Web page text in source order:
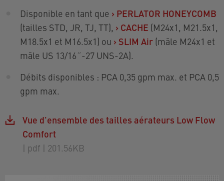
Disponible en tant que › PERLATOR HONEYCOMB
(tailles STD, JR, TJ, TT), › CACHE (M24x1, M21.5x1,
M18.5x1 et M16.5x1) ou › SLIM Air (mâle M24x1 et
mâle US 13/16˝-27 UNS-2A).
Débits disponibles : PCA 0,35 gpm max. et PCA 0,5
gpm max.
Vue d'ensemble des tailles aérateurs Low Flow
Comfort
| pdf | 201.56KB